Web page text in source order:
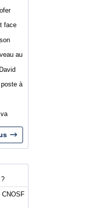
face
au
à
CNOSF